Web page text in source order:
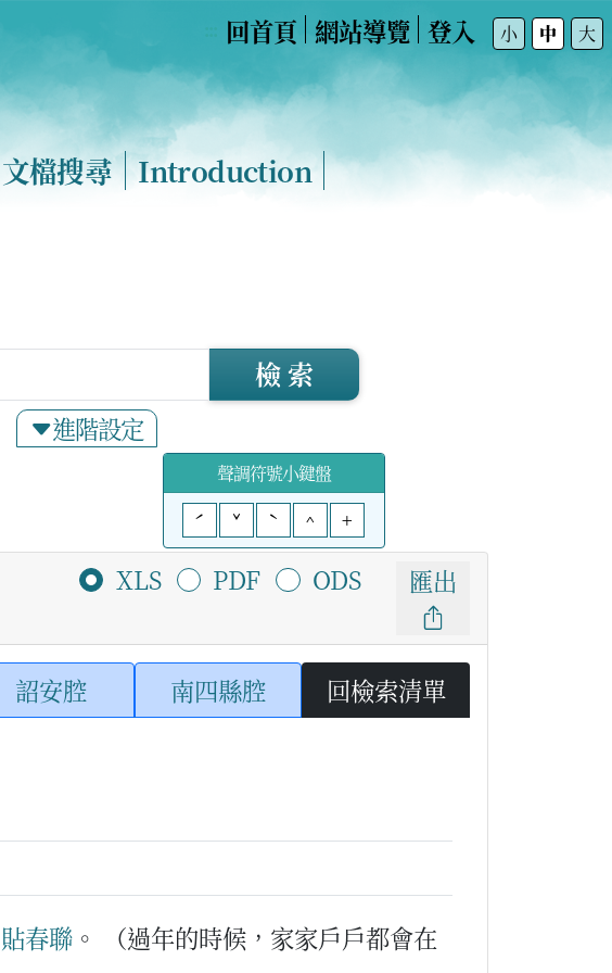
回首頁 網站導覽 登入 小 中 大
文檔搜尋 Introduction
進階設定
檢 索
聲調符號小鍵盤
ˊ
ˇ ˋ ^ +
XLS PDF ODS 匯出
詔安腔 南四縣腔 回檢索清單
貼春聯 。
（過年的時候，家家戶戶都會在